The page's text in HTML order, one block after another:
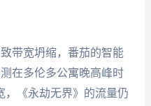
带宽坍缩，番茄的智能
在多伦多公寓晚高峰时
，《永劫无界》的流量仍